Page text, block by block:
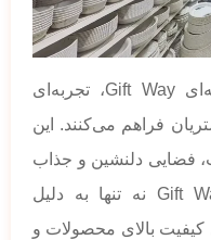
محیط دوستانه و کارمندان حرفه‌ای Gift Way، تجربه‌ای
فراهم می‌کنند. این
فضایی دلنشین و جذاب
برای خرید ایجاد کرده است. Gift Way نه تنها به دلیل
بالای محصولات و